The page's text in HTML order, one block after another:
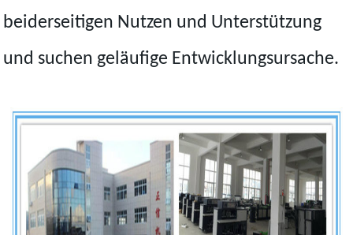
beiderseitigen Nutzen und Unterstützung
und suchen geläufige Entwicklungsursache.